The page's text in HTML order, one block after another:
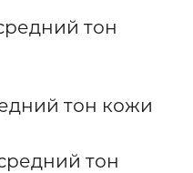
тон
тон кожи
тон